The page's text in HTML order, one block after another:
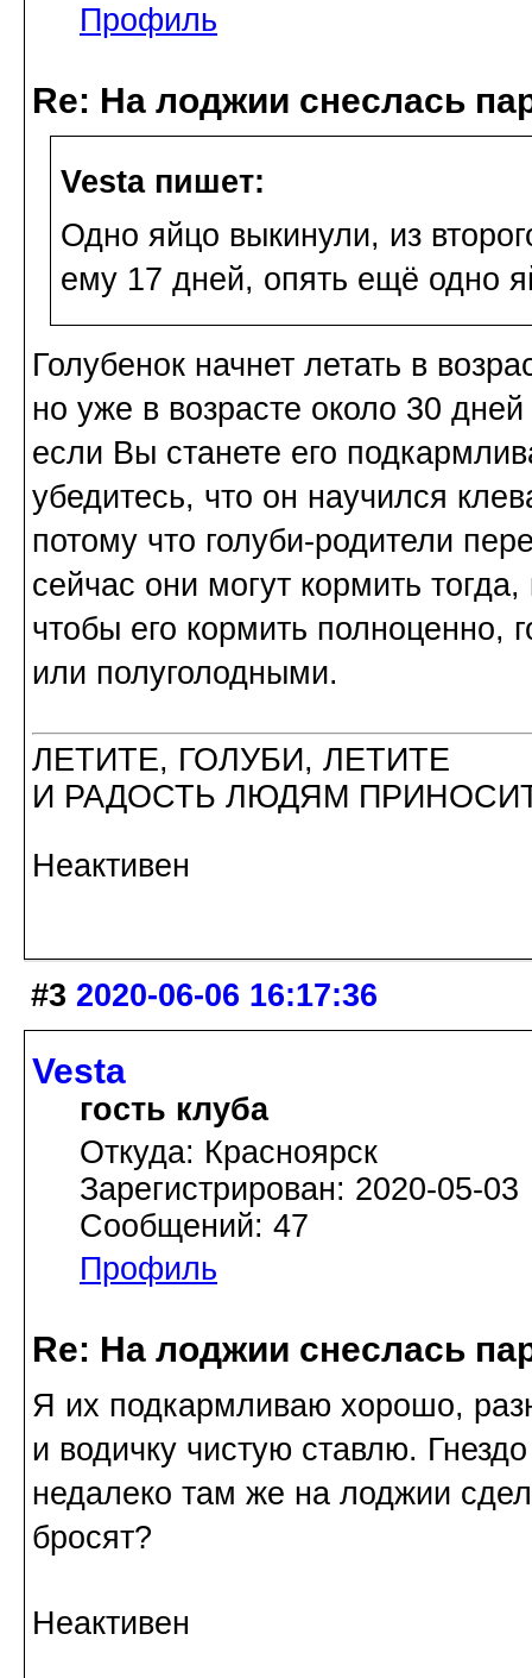
Профиль
Re: На лоджии снеслась
Vesta пишет:
Одно яйцо выкинули, из
ему 17 дней, опять ещё одно
Голубенок начнет летать в
но уже в возрасте около 30
если Вы станете его
убедитесь, что он научился
потому что голуби-родители
сейчас они могут кормить
чтобы его кормить
или полуголодными.
ЛЕТИТЕ, ГОЛУБИ, ЛЕТИТЕ
И РАДОСТЬ ЛЮДЯМ
Неактивен
#3 2020-06-06 16:17:36
Vesta
гость клуба
Откуда: Красноярск
Зарегистрирован: 2020-05-03
Сообщений: 47
Профиль
Re: На лоджии снеслась
Я их подкармливаю хорошо,
и водичку чистую ставлю.
недалеко там же на лоджии
бросят?
Неактивен